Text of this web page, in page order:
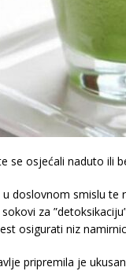
se osjećali naduto ili
doslovnom smislu te
za
osigurati niz
pripremila je